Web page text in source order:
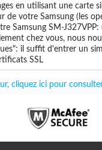
en utilisant une carte
de votre Samsung (les
Samsung SM-
chez vous, nous
il suffit d'entrer un
SSL
cliquez ici pour